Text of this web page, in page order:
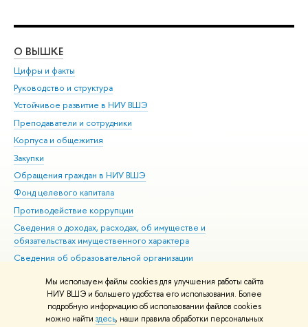
Мы используем файлы cookies для улучшения работы сайта
НИУ ВШЭ и большего удобства его использования. Более
подробную информацию об использовании файлов cookies
можно найти здесь, наши правила обработки персональных
О ВЫШКЕ
Цифры и факты
Руководство и структура
Устойчивое развитие в НИУ ВШЭ
Преподаватели и сотрудники
Корпуса и общежития
Закупки
Обращения граждан в НИУ ВШЭ
Фонд целевого капитала
Противодействие коррупции
Сведения о доходах, расходах, об имуществе и
обязательствах имущественного характера
Сведения об образовательной организации
Людям с ограниченными возможностями здоровья
Единая платежная страница
Работа в Вышке